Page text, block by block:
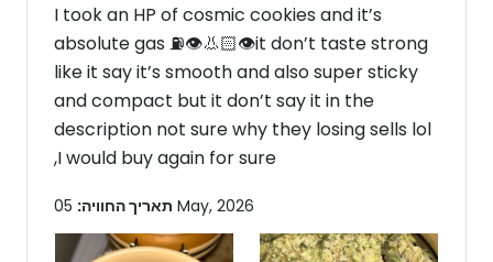
I took an HP of cosmic cookies and it’s
absolute gas ⛽️👁️👃🏻👁️it don’t taste strong
like it say it’s smooth and also super sticky
and compact but it don’t say it in the
description not sure why they losing sells lol
,I would buy again for sure
תאריך החוויה: 05 May, 2026